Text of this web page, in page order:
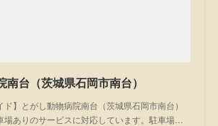
南台（茨城県石岡市南台）
ド】とがし動物病院南台（茨城県石岡市南台）
場ありのサービスに対応しています。駐車場…